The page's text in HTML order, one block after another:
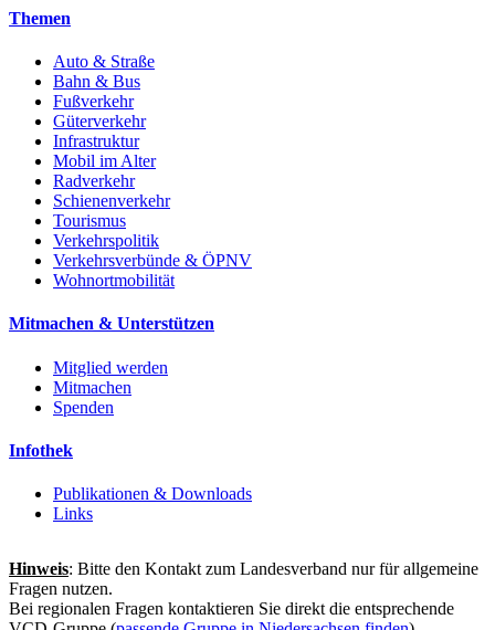
Themen
Auto & Straße
Bahn & Bus
Fußverkehr
Güterverkehr
Infrastruktur
Mobil im Alter
Radverkehr
Schienenverkehr
Tourismus
Verkehrspolitik
Verkehrsverbünde & ÖPNV
Wohnortmobilität
Mitmachen & Unterstützen
Mitglied werden
Mitmachen
Spenden
Infothek
Publikationen & Downloads
Links
Hinweis: Bitte den Kontakt zum Landesverband nur für allgemeine
Fragen nutzen.
Bei regionalen Fragen kontaktieren Sie direkt die entsprechende